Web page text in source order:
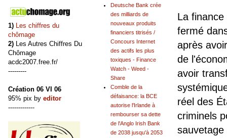
La
fermé
après
de
avoir
réel des
criminels
sauvetage
Deutsche Bank crée
des milliards de
nouveaux produits
financiers titrisés /
Concours Internet
des actifs les plus
toxiques - Finance
Watch - Weed -
Share
Comble de la
défaisance: la BCE
autorise l'Irlande à
rembourser sa dette
de l'Anglo Irish Bank
de 2038 jusqu'à 2053
1) Les chiffres du
chômage
2) Les Autres Chiffres Du
Chômage
acdc2007.free.fr/
---------
Création 06 VI 06
95% pix by editor
-------------